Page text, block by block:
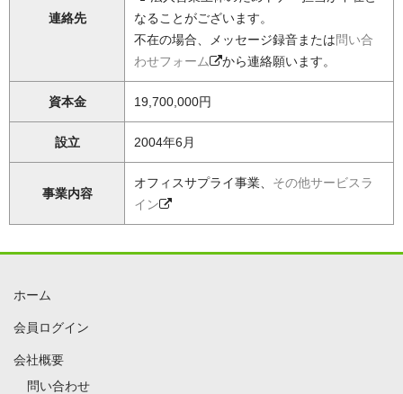
連絡先
なることがございます。
不在の場合、メッセージ録音または問い合
わせフォーム
から連絡願います。
資本金 19,700,000円
設立 2004年6月
事業内容
オフィスサプライ事業、 その他サービスラ
イン
ホーム
会員ログイン
会社概要
問い合わせ